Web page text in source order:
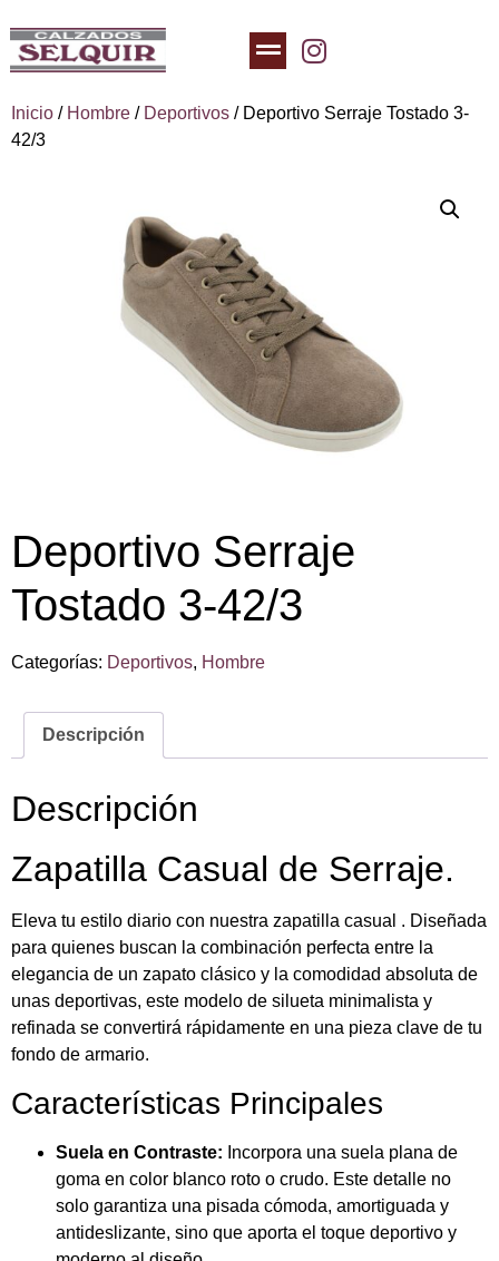
Inicio / Hombre / Deportivos / Deportivo Serraje Tostado 3-
42/3
Deportivo Serraje
Tostado 3-42/3
Categorías: Deportivos, Hombre
Descripción
Descripción
Zapatilla Casual de Serraje.
Eleva tu estilo diario con nuestra zapatilla casual . Diseñada
para quienes buscan la combinación perfecta entre la
elegancia de un zapato clásico y la comodidad absoluta de
unas deportivas, este modelo de silueta minimalista y
refinada se convertirá rápidamente en una pieza clave de tu
fondo de armario.
Características Principales
Suela en Contraste: Incorpora una suela plana de
goma en color blanco roto o crudo. Este detalle no
solo garantiza una pisada cómoda, amortiguada y
antideslizante, sino que aporta el toque deportivo y